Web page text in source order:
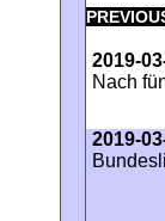
2019-
Nach
2019-